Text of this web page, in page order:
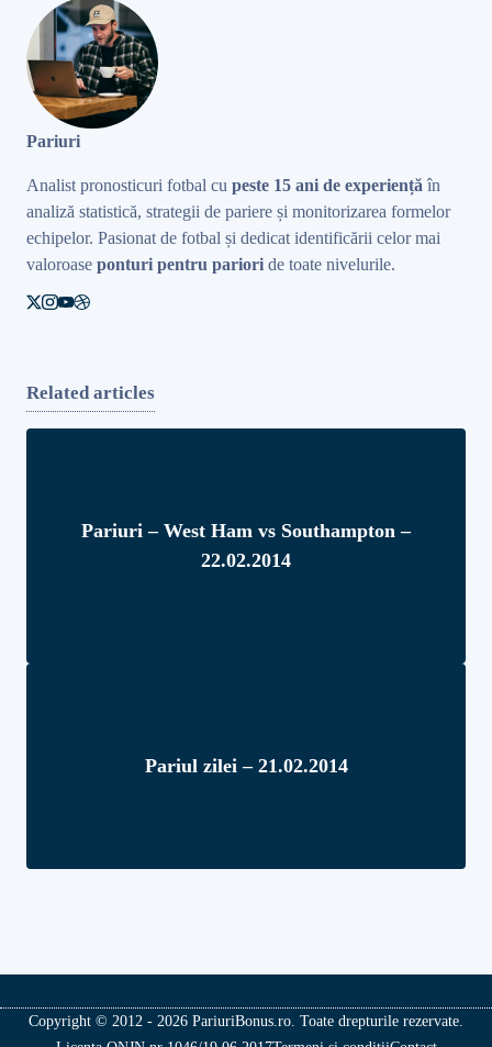
Pariuri
Analist pronosticuri fotbal cu peste 15 ani de experiență în
analiză statistică, strategii de pariere și monitorizarea formelor
echipelor. Pasionat de fotbal și dedicat identificării celor mai
valoroase ponturi pentru pariori de toate nivelurile.
Related articles
Pariuri – West Ham vs Southampton –
22.02.2014
Pariul zilei – 21.02.2014
Copyright © 2012 - 2026 PariuriBonus.ro. Toate drepturile rezervate.